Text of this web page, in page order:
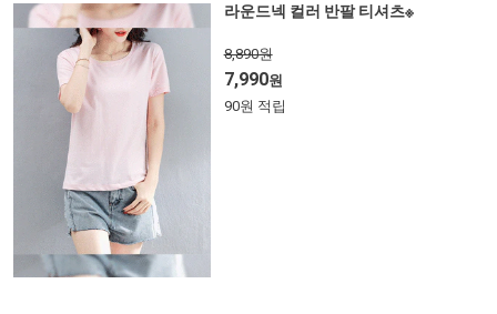
라운드넥 컬러 반팔 티셔츠※
8,890원
7,990원
90원 적립